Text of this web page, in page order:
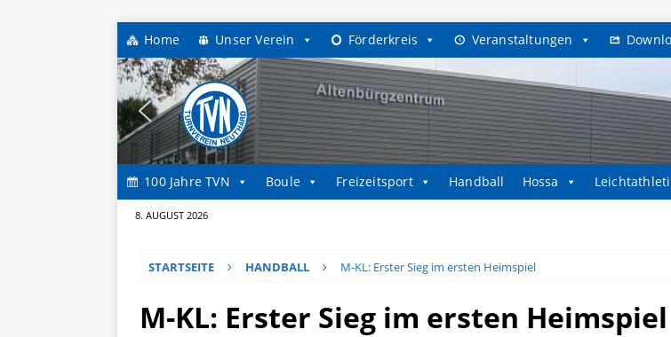
Home Unser Verein Förderkreis Veranstaltungen
100 Jahre TVN Boule Freizeitsport Handball Hossa
8. AUGUST 2026
STARTSEITE HANDBALL M-KL: Erster Sieg im ersten Heimspiel
M-KL: Erster Sieg im ersten Heimspiel